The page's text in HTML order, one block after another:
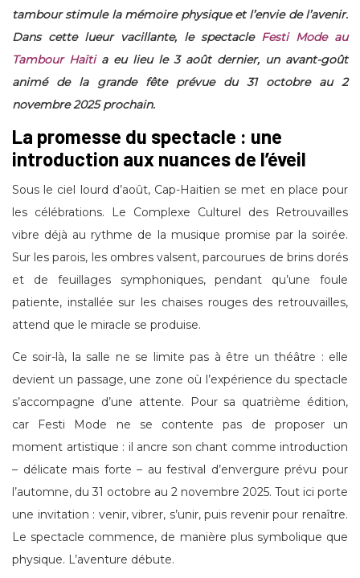
tambour stimule la mémoire physique et l’envie de l’avenir.
Dans cette lueur vacillante, le spectacle Festi Mode au
Tambour Haïtia eu lieu le 3 août dernier, un avant-goût
animé de la grande fête prévue du 31 octobre au 2
novembre 2025 prochain.
La promesse du spectacle : une
introduction aux nuances de l’éveil
Sous le ciel lourd d’août, Cap-Haitien se met en place pour
les célébrations. Le Complexe Culturel des Retrouvailles
vibre déjà au rythme de la musique promise par la soirée.
Sur les parois, les ombres valsent, parcourues de brins dorés
et de feuillages symphoniques, pendant qu’une foule
patiente, installée sur les chaises rouges des retrouvailles,
attend que le miracle se produise.
Ce soir-là, la salle ne se limite pas à être un théâtre : elle
devient un passage, une zone où l’expérience du spectacle
s’accompagne d’une attente. Pour sa quatrième édition,
car Festi Mode ne se contente pas de proposer un
moment artistique : il ancre son chant comme introduction
– délicate mais forte – au festival d’envergure prévu pour
l’automne, du 31 octobre au 2 novembre 2025. Tout ici porte
une invitation : venir, vibrer, s’unir, puis revenir pour renaître.
Le spectacle commence, de manière plus symbolique que
physique. L’aventure débute.